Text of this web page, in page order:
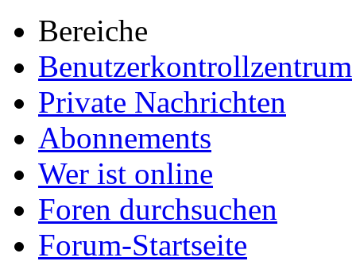
Bereiche
Benutzerkontrollzentrum
Private Nachrichten
Abonnements
Wer ist online
Foren durchsuchen
Forum-Startseite